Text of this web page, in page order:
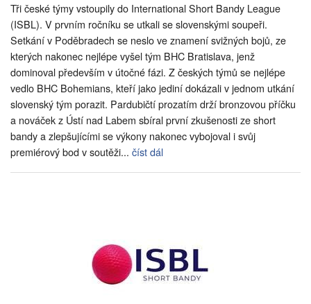
Tři české týmy vstoupily do International Short Bandy League
(ISBL). V prvním ročníku se utkali se slovenskými soupeři.
Setkání v Poděbradech se neslo ve znamení svižných bojů, ze
kterých nakonec nejlépe vyšel tým BHC Bratislava, jenž
dominoval především v útočné fázi. Z českých týmů se nejlépe
vedlo BHC Bohemians, kteří jako jediní dokázali v jednom utkání
slovenský tým porazit. Pardubičtí prozatím drží bronzovou příčku
a nováček z Ústí nad Labem sbíral první zkušenosti ze short
bandy a zlepšujícími se výkony nakonec vybojoval i svůj
premiérový bod v soutěži... číst dál